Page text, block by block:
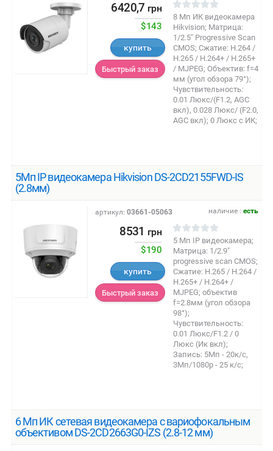
6420,7 грн
$143
купить
Быстрый заказ
8 Мп ИК видеокамера
Hikvision; Матрица:
1/2.5" Progressive Scan
CMOS; Сжатие: H.264 /
Н.265 / H.264+ / Н.265+
/ MJPEG; Объектив: f=4
мм (угол обзора 79°);
Чувствительность:
0.01 Люкс/(F1.2, AGC
вкл), 0.028 Люкс/ (F2.0,
AGC вкл); 0 Люкс с ИК;
5Мп IP видеокамера Hikvision DS-2CD2155FWD-IS
(2.8мм)
наличие :есть
артикул: 03661-05063
8531 грн
$190
купить
Быстрый заказ
5 Мп IP видеокамера;
Матрица: 1/2.9"
progressive scan CMOS;
Сжатие: H.265 / H.264 /
H.265+ / H.264+ /
MJPEG; объектив
f=2.8мм (угол обзора
98°);
Чувствительность:
0.01 Люкс/F1.2 / 0
Люкс (Ик вкл);
Запись: 5Мп - 20к/с,
3Мп/1080р - 25 к/с;
6 Мп ИК сетевая видеокамера с вариофокальным
объективом DS-2CD2663G0-IZS (2.8-12 мм)